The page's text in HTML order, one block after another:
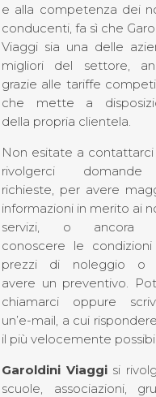
e alla competenza dei
conducenti, fa sì che
Viaggi sia una delle
migliori del settore,
grazie alle tariffe
che mette a
della propria clientela.
Non esitate a
rivolgerci
richieste, per avere
informazioni in merito ai
servizi, o ancora
conoscere le
prezzi di noleggio o
avere un preventivo.
chiamarci oppure
un’e-mail, a cui
il più velocemente
Garoldini Viaggisi
scuole, associazioni,